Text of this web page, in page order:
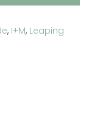
, I+M, Leaping